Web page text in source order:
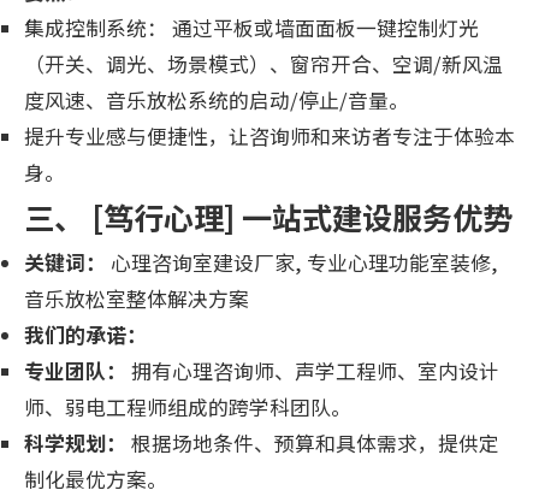
集成控制系统： 通过平板或墙面面板一键控制灯光
（开关、调光、场景模式）、窗帘开合、空调/新风温
度风速、音乐放松系统的启动/停止/音量。
提升专业感与便捷性，让咨询师和来访者专注于体验本
身。
三、 [笃行心理] 一站式建设服务优势
关键词：
心理咨询室建设厂家, 专业心理功能室装修,
音乐放松室整体解决方案
我们的承诺：
专业团队：
拥有心理咨询师、声学工程师、室内设计
师、弱电工程师组成的跨学科团队。
科学规划：
根据场地条件、预算和具体需求，提供定
制化最优方案。